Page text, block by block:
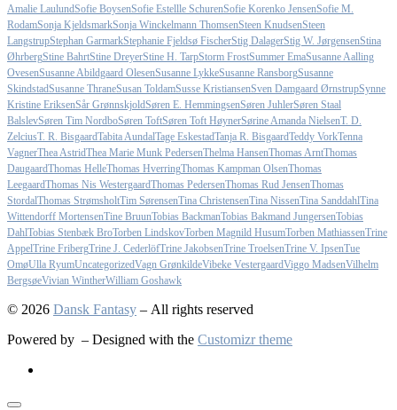
Amalie LaulundSofie BoysenSofie Estellle SchurenSofie Korenko JensenSofie M.
RodamSonja KjeldsmarkSonja Winckelmann ThomsenSteen KnudsenSteen
LangstrupStephan GarmarkStephanie Fjeldsø FischerStig DalagerStig W. JørgensenStina
ØhrbergStine BahrtStine DreyerStine H. TarpStorm FrostSummer EmaSusanne Aalling
OvesenSusanne Abildgaard OlesenSusanne LykkeSusanne RansborgSusanne
SkindstadSusanne ThraneSusan ToldamSusse KristiansenSven Damgaard ØrnstrupSynne
Kristine EriksenSår GrønnskjoldSøren E. HemmingsenSøren JuhlerSøren Staal
BalslevSøren Tim NordboSøren ToftSøren Toft HøynerSørine Amanda NielsenT. D.
ZelciusT. R. BisgaardTabita AundalTage EskestadTanja R. BisgaardTeddy VorkTenna
VagnerThea AstridThea Marie Munk PedersenThelma HansenThomas ArntThomas
DaugaardThomas HelleThomas HverringThomas Kampman OlsenThomas
LeegaardThomas Nis WestergaardThomas PedersenThomas Rud JensenThomas
StordalThomas StrømsholtTim SørensenTina ChristensenTina NissenTina SanddahlTina
Wittendorff MortensenTine BruunTobias BackmanTobias Bakmand JungersenTobias
DahlTobias Stenbæk BroTorben LindskovTorben Magnild HusumTorben MathiassenTrine
AppelTrine FribergTrine J. CederlöfTrine JakobsenTrine TroelsenTrine V. IpsenTue
OmøUlla RyumUncategorizedVagn GrønkildeVibeke VestergaardViggo MadsenVilhelm
BergsøeVivian WintherWilliam Goshawk
© 2026 Dansk Fantasy – All rights reserved
Powered by – Designed with the Customizr theme